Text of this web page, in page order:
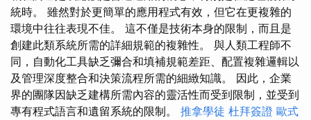
統時。 雖然對於更簡單的應用程式有效，但它在更複雜的
環境中往往表現不佳。 這不僅是技術本身的限制，而且是
創建此類系統所需的詳細規範的複雜性。 與人類工程師不
同，自動化工具缺乏彌合和填補規範差距、配置複雜邏輯以
及管理深度整合和決策流程所需的細緻知識。 因此，企業
界的團隊因缺乏建構所需內容的靈活性而受到限制，並受到
專有程式語言和遺留系統的限制。 推拿學徒 杜拜簽證 歐式